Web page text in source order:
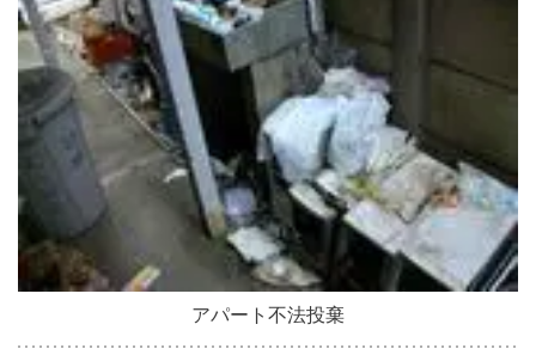
アパート不法投棄